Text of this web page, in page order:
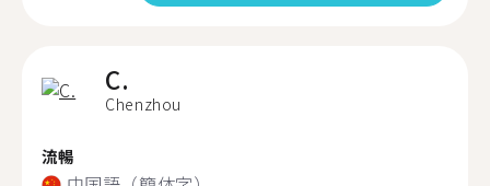
C.
Chenzhou
流暢